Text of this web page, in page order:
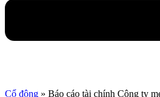
Cổ đông » Báo cáo tài chính Công ty